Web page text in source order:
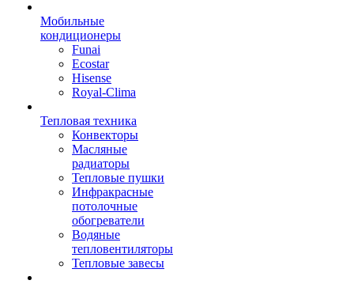
Мобильные
кондиционеры
Funai
Ecostar
Hisense
Royal-Clima
Тепловая техника
Конвекторы
Масляные
радиаторы
Тепловые пушки
Инфракрасные
потолочные
обогреватели
Водяные
тепловентиляторы
Тепловые завесы